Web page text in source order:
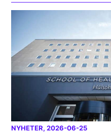
NYHETER, 2026-06-25